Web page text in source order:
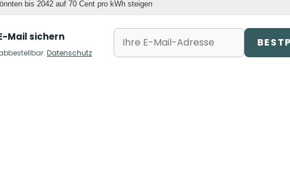
bis 2042 auf 70 Cent pro kWh steigen
Mail sichern
Datenschutz